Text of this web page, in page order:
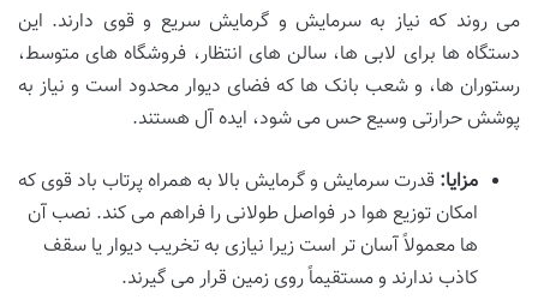
می روند که نیاز به سرمایش و گرمایش سریع و قوی دارند. این
دستگاه ها برای لابی ها، سالن های انتظار، فروشگاه های متوسط،
رستوران ها، و شعب بانک ها که فضای دیوار محدود است و نیاز به
پوشش حرارتی وسیع حس می شود، ایده آل هستند.
مزایا: قدرت سرمایش و گرمایش بالا به همراه پرتاب باد قوی که
امکان توزیع هوا در فواصل طولانی را فراهم می کند. نصب آن
ها معمولاً آسان تر است زیرا نیازی به تخریب دیوار یا سقف
کاذب ندارند و مستقیماً روی زمین قرار می گیرند.